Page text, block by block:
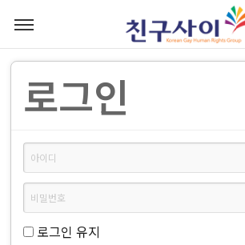
로그인
로그인 유지